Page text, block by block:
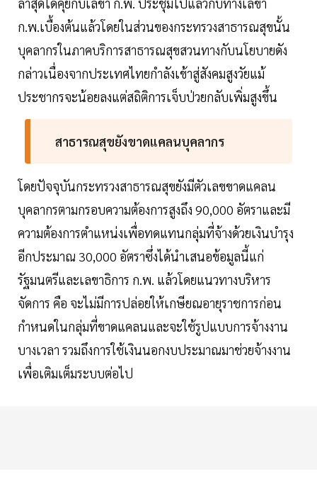
ก.พ.เบื้องต้นแล้วโดยในส่วนของกระทรวงสาธารณสุขนั้น
บุคลากรในภาคบริการสาธารณสุขสวนทางกับนโยบายดัง
กล่าวเนื่องจากประเทศไทยกำลังเข้าสู่สังคมสูงวัยแม้
ประชากรจะน้อยลงแต่สถิติการเจ็บป่วยกลับเพิ่มสูงขึ้น
สาธารณสุขยังขาดแคลนบุคลากร
โดยปัจจุบันกระทรวงสาธารณสุขยังมีตัวเลขขาดแคลน
บุคลากรตามกรอบความต้องการสูงถึง 90,000 อัตราและมี
ความต้องการตำแหน่งเพื่อทดแทนกลุ่มที่จ้างด้วยเงินบำรุง
อีกประมาณ 30,000 อัตราซึ่งได้นำเสนอข้อมูลนี้แก่
รัฐมนตรีและเลขาธิการ ก.พ. แล้วโดยแนวทางบริหาร
จัดการ คือ จะไม่มีการปล่อยให้เกษียณอายุราชการก่อน
กำหนดในกลุ่มที่ขาดแคลนและจะใช้รูปแบบการจ้างงาน
บางเวลา รวมถึงการใช้เงินนอกงบประมาณมาช่วยจ้างงาน
เพื่อเติมเต็มระบบต่อไป